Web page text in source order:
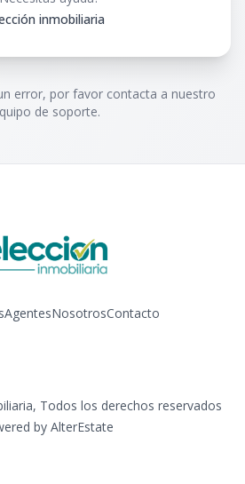
inmobiliaria
error, por favor contacta a nuestro
de soporte.
AgentesNosotrosContacto
, Todos los derechos reservados
by AlterEstate